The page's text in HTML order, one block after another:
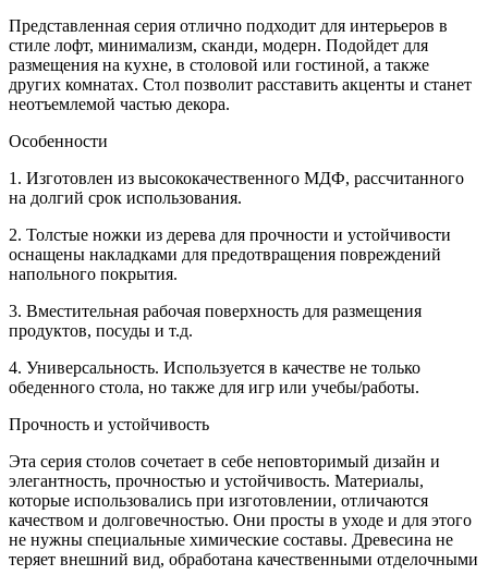
Представленная серия отлично подходит для интерьеров в
стиле лофт, минимализм, сканди, модерн. Подойдет для
размещения на кухне, в столовой или гостиной, а также
других комнатах. Стол позволит расставить акценты и станет
неотъемлемой частью декора.
Особенности
1. Изготовлен из высококачественного МДФ, рассчитанного
на долгий срок использования.
2. Толстые ножки из дерева для прочности и устойчивости
оснащены накладками для предотвращения повреждений
напольного покрытия.
3. Вместительная рабочая поверхность для размещения
продуктов, посуды и т.д.
4. Универсальность. Используется в качестве не только
обеденного стола, но также для игр или учебы/работы.
Прочность и устойчивость
Эта серия столов сочетает в себе неповторимый дизайн и
элегантность, прочностью и устойчивость. Материалы,
которые использовались при изготовлении, отличаются
качеством и долговечностью. Они просты в уходе и для этого
не нужны специальные химические составы. Древесина не
теряет внешний вид, обработана качественными отделочными